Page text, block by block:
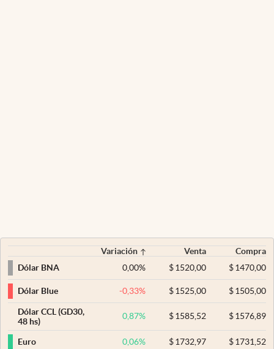
Variación Venta
Compra
Dólar BNA
0,00% $ 1520,00 $1470,00
Dólar Blue -0,33% $ 1525,00 $1505,00
Dólar CCL (GD30,
48 hs)
0,87% $ 1585,52 $1576,89
Euro 0,06% $ 1732,97 $1731,52